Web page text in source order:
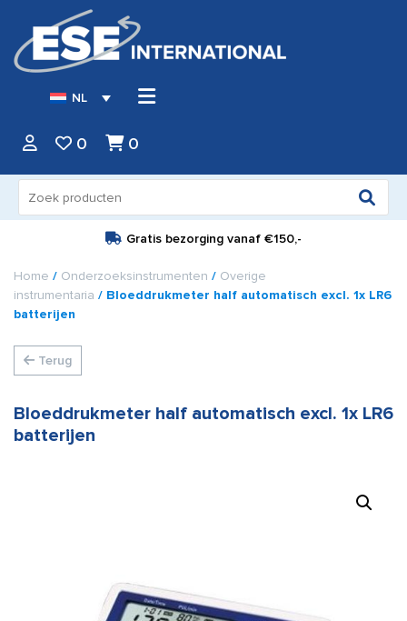
NL
0 0
naar:
Gratis bezorging vanaf €150,-
Home / Onderzoeksinstrumenten / Overige
instrumentaria / Bloeddrukmeter half automatisch excl. 1x LR6
batterijen
Terug
Bloeddrukmeter half automatisch excl. 1x LR6
batterijen